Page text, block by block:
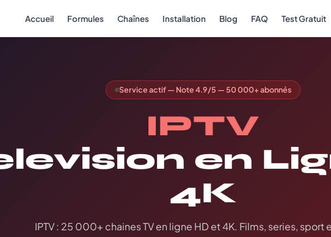
Accueil Formules Chaînes Installation Blog FAQ Test Gratuit
Service actif — Note 4.9/5 — 50 000+ abonnés
IPTV
en
4K
IPTV : 25 000+ chaines TV en ligne HD et 4K. Films, series, sport